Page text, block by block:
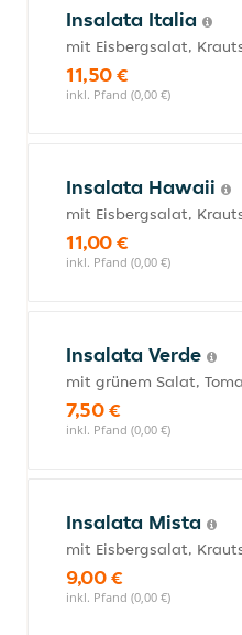
Insalata Italia
mit Eisbergsalat,
11,50 €
inkl. Pfand (0,00 €)
Insalata Hawaii
mit Eisbergsalat,
11,00 €
inkl. Pfand (0,00 €)
Insalata Verde
mit grünem Salat,
7,50 €
inkl. Pfand (0,00 €)
Insalata Mista
mit Eisbergsalat,
9,00 €
inkl. Pfand (0,00 €)